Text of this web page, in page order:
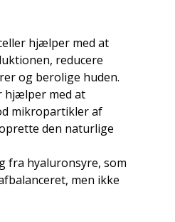
hjælper med at
reducere
og berolige huden.
hjælper med at
mikropartikler af
den naturlige
fra hyaluronsyre, som
men ikke